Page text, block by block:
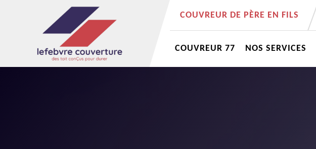
COUVREUR DE PÈRE EN FILS
COUVREUR 77 NOS SERVICES